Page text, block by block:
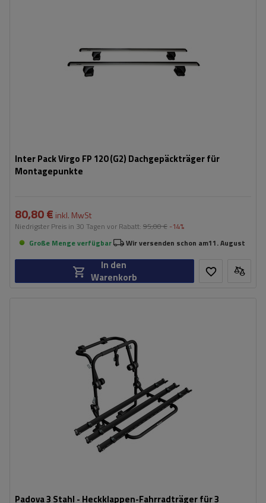
Inter Pack Virgo FP 120 (G2) Dachgepäckträger für
Montagepunkte
80,80 € inkl. MwSt
Niedrigster Preis in 30 Tagen vor Rabatt: 95,00 € -14%
Große Menge verfügbar
Wir versenden schon am11. August
In den
Warenkorb
Padova 3 Stahl - Heckklappen-Fahrradträger für 3
universelles Montagesystem
kompatibel mit allen Karosseriearten